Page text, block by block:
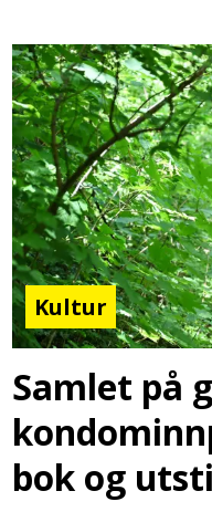
Kultur
Samlet på
bok og